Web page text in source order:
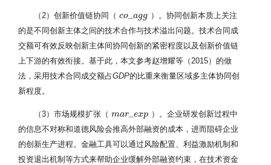
（2）创新价值链协同（co _agg
co_agg
）。协同创新本质上关注
的是不同创新主体之间的技术合作与技术溢出问题。技术合同成
交额可有效反映创新主体间协同创新的紧密程度以及创新价值链
上下游的有效衔接。基于此，本文参考赵增耀等（2015）的做
法，采用技术合同成交额占GDP的比重来衡量区域多主体协同创
新程度。
（3）市场规模扩张（mar _exp
mar_exp
）。企业研发创新过程中
的信息不对称和道德风险会推高外部融资的成本，进而阻碍企业
的创新生产进程。金融工具可以通过风险配置、利益激励机制和
投资退出机制等方式来帮助企业缓解外部融资约束，在技术资金